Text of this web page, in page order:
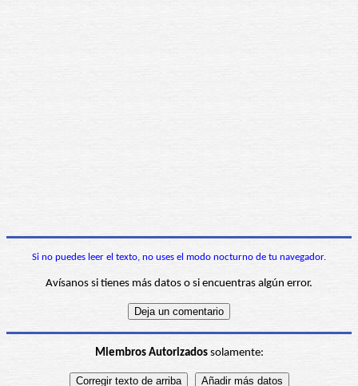
Si no puedes leer el texto, no uses el modo nocturno de tu navegador.
Avísanos si tienes más datos o si encuentras algún error.
Miembros Autorizadossolamente: